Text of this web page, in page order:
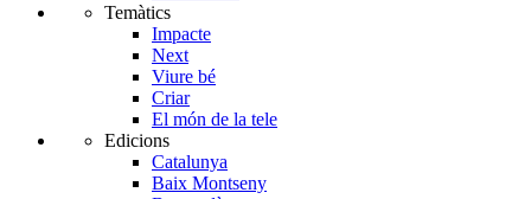
Temàtics
Impacte
Next
Viure bé
Criar
El món de la tele
Edicions
Catalunya
Baix Montseny